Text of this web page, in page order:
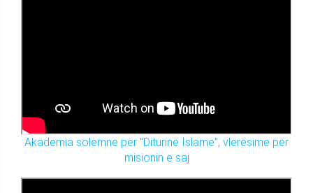
Akademia solemne për "Diturinë Islame", vlerësime për
misionin e saj